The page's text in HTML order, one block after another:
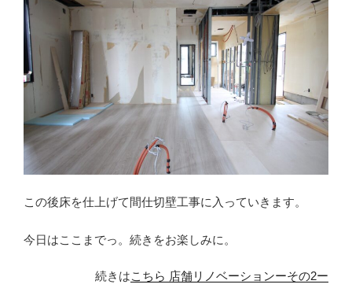
この後床を仕上げて間仕切壁工事に入っていきます。
今日はここまでっ。続きをお楽しみに。
続きはこちら 店舗リノベーションーその2ー